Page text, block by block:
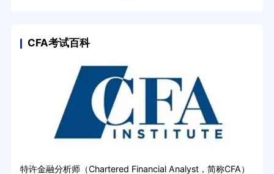
CFA考试百科
特许金融分析师（Chartered Financial Analyst，简称CFA）